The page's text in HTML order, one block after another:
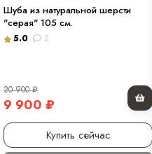
Шуба из натуральной шерсти
"серая" 105 см.
5.0 2
20 900₽
9 900 ₽
Купить сейчас